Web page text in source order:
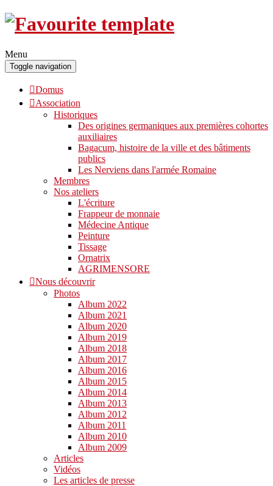
Menu
Toggle navigation
Domus
Association
Historiques
Des origines germaniques aux premières cohortes
auxiliaires
Bagacum, histoire de la ville et des bâtiments
publics
Les Nerviens dans l'armée Romaine
Membres
Nos ateliers
L'écriture
Frappeur de monnaie
Médecine Antique
Peinture
Tissage
Ornatrix
AGRIMENSORE
Nous découvrir
Photos
Album 2022
Album 2021
Album 2020
Album 2019
Album 2018
Album 2017
Album 2016
Album 2015
Album 2014
Album 2013
Album 2012
Album 2011
Album 2010
Album 2009
Articles
Vidéos
Les articles de presse